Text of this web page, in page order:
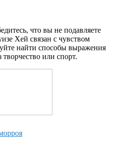
что вы не подавляете
Хей связан с чувством
найти способы выражения
или спорт.